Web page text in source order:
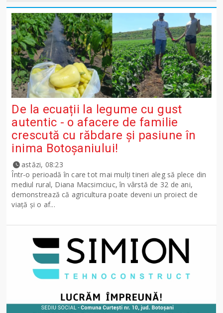
De la ecuații la legume cu gust
autentic - o afacere de familie
crescută cu răbdare și pasiune în
inima Botoșaniului!
astăzi, 08:23
Într-o perioadă în care tot mai mulți tineri aleg să plece din
mediul rural, Diana Macsimciuc, în vârstă de 32 de ani,
demonstrează că agricultura poate deveni un proiect de
viață și o af...